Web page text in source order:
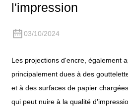
l'impression
03/10/2024
Les projections d'encre, également
principalement dues à des
et à des surfaces de papier
qui peut nuire à la qualité